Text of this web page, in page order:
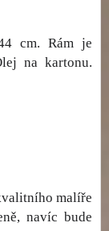
cm. Rám je
na kartonu.
malíře
navíc bude